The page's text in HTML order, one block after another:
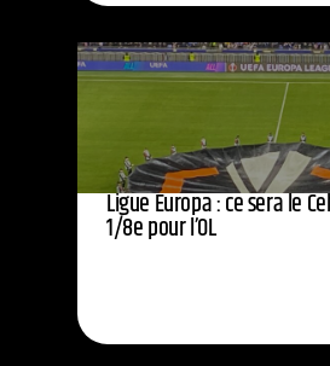
Ligue Europa : ce sera le
1/8e pour l’OL